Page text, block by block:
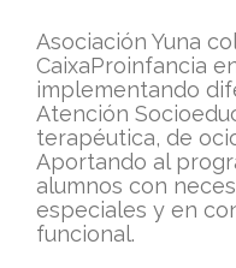
Asociación Yuna
CaixaProinfancia
implementando
Atención
terapéutica, de
Aportando al
alumnos con
especiales y en
funcional.